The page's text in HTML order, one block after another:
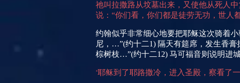
祂叫拉撒路从坟墓出来，又使他从死人
说：“你们看，你们都是徒劳无功，世人
约翰似乎非常细心地要把耶稣这次骑着
尼，…”(约十二1) 隔天有筵席，发生香
棕树枝…”(约十二12) 马可福音则说明进
“耶稣到了耶路撒冷，进入圣殿，察看了